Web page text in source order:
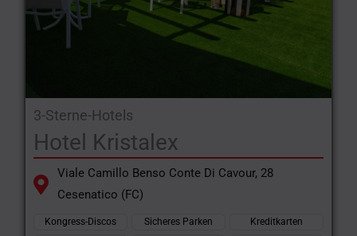
3-Sterne-Hotels
Hotel Kristalex
Viale Camillo Benso Conte Di Cavour, 28
Cesenatico (FC)
Kongress-Discos Sicheres Parken
Kreditkarten